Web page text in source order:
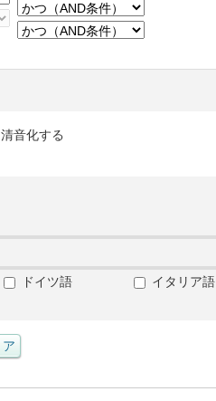
清音化する
ドイツ語 イタリア語